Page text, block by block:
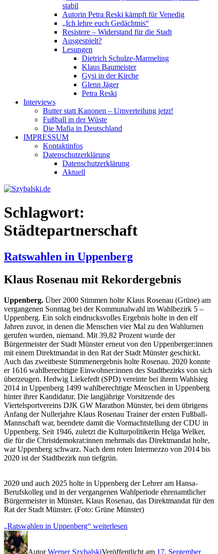
stabil
Autorin Petra Reski kämpft für Venedig
„Ich lehre euch Gedächtnis“
Resistere – Widerstand für die Stadt
Ausgespielt?
Lesungen
Dietrich Schulze-Marmeling
Klaus Baumeister
Gysi in der Kirche
Glenn Jäger
Petra Reski
Interviews
Butter statt Kanonen – Umverteilung jetzt!
Fußball in der Wüste
Die Mafia in Deutschland
IMPRESSUM
Kontaktinfos
Datenschutzerklärung
Datenschutzerklärung
Aktuell
Schlagwort:
Städtepartnerschaft
Ratswahlen in Uppenberg
Klaus Rosenau mit Rekordergebnis
Uppenberg. Über 2000 Stimmen holte Klaus Rosenau (Grüne) am
vergangenen Sonntag bei der Kommunalwahl im Wahlbezirk 5 –
Uppenberg. Ein solch eindrucksvolles Ergebnis holte in den elf
Jahren zuvor, in denen die Menschen vier Mal zu den Wahlurnen
gerufen wurden, niemand. Mit 39,82 Prozent wurde der
Bürgermeister der Stadt Münster erneut von den Uppenberger:innen
mit einem Direktmandat in den Rat der Stadt Münster geschickt.
Auch das zweitbeste Stimmenergebnis holte Rosenau. 2020 konnte
er 1616 wahlberechtigte Einwohner:innen des Stadtbezirks von sich
überzeugen. Hedwig Liekefedt (SPD) vereinte bei ihrem Wahlsieg
2014 in Uppenberg 1499 wahlberechtigte Menschen in Uppenberg
hinter ihrer Kandidatur. Die langjährige Vorsitzende des
Viertelsportvereins DJK GW Marathon Münster, bei dem übrigens
Anfang der Nullerjahre Klaus Rosenau Trainer der ersten Fußball-
Mannschaft war, beendete damit die Vormachtstellung der CDU in
Uppenberg. Seit 1946, zuletzt die Kulturpolitikerin Helga Welker,
die für die Christdemokrat:innen mehrmals das Direktmandat holte,
war Uppenberg schwarz. Nach dem roten Intermezzo von 2014 bis
2020 ist der Stadtbezirk nun tiefgrün.
2020 und auch 2025 holte in Uppenberg der Lehrer am Hansa-
Berufskolleg und in der vergangenen Wahlperiode ehrenamtlicher
Bürgermeister in Münster, Klaus Rosenau, das Direktmandat für den
Rat der Stadt Münster. (Foto: Grüne Münster)
„Ratswahlen in Uppenberg“ weiterlesen
AutorWerner SzybalskiVeröffentlicht am 17. September